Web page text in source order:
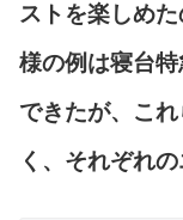
ストを楽しめ
様の例は寝台
できたが、こ
く、それぞれ